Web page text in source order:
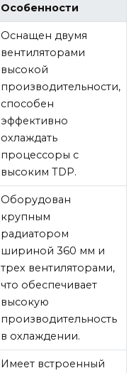
Особенности
Оснащен двумя
вентиляторами
высокой
производительности,
способен
эффективно
охлаждать
процессоры с
высоким TDP.
Оборудован
крупным
радиатором
шириной 360 мм и
трех вентиляторами,
что обеспечивает
высокую
производительность
в охлаждении.
Имеет встроенный